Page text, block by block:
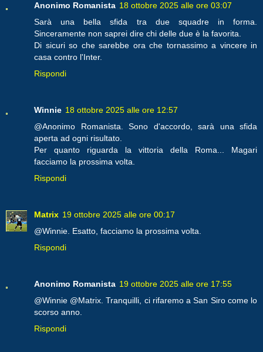
Anonimo Romanista 18 ottobre 2025 alle ore 03:07
Sarà una bella sfida tra due squadre in forma.
Sinceramente non saprei dire chi delle due è la favorita.
Di sicuri so che sarebbe ora che tornassimo a vincere in
casa contro l'Inter.
Rispondi
Winnie 18 ottobre 2025 alle ore 12:57
@Anonimo Romanista. Sono d'accordo, sarà una sfida
aperta ad ogni risultato.
Per quanto riguarda la vittoria della Roma... Magari
facciamo la prossima volta.
Rispondi
Matrix 19 ottobre 2025 alle ore 00:17
@Winnie. Esatto, facciamo la prossima volta.
Rispondi
Anonimo Romanista 19 ottobre 2025 alle ore 17:55
@Winnie @Matrix. Tranquilli, ci rifaremo a San Siro come lo
scorso anno.
Rispondi